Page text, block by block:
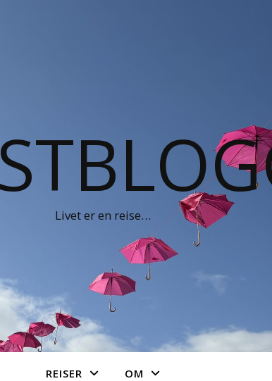
Livet er en reise…
REISER OM